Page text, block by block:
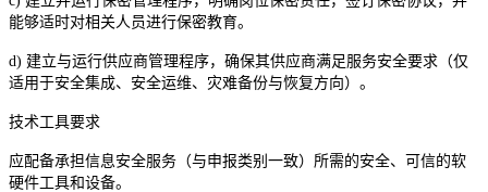
能够适时对相关人员进行保密教育。
d) 建立与运行供应商管理程序，确保其供应商满足服务安全要求（仅
适用于安全集成、安全运维、灾难备份与恢复方向）。
技术工具要求
应配备承担信息安全服务（与申报类别一致）所需的安全、可信的软
硬件工具和设备。